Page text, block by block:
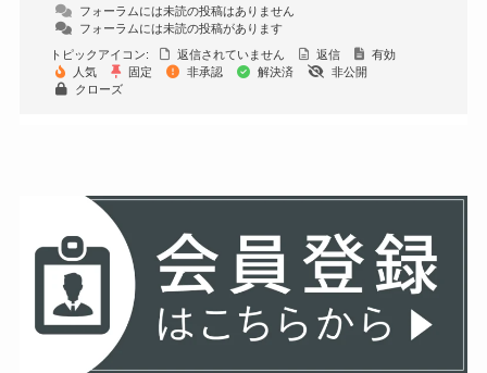
フォーラムには未読の投稿はありません
フォーラムには未読の投稿があります
トピックアイコン:
返信されていません 返信
有効
人気
固定 非承認 解決済
非公開
クローズ